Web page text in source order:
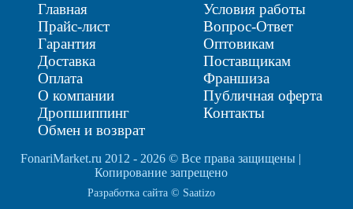
Главная
Прайс-лист
Гарантия
Доставка
Оплата
О компании
Дропшиппинг
Обмен и возврат
Условия работы
Вопрос-Ответ
Оптовикам
Поставщикам
Франшиза
Публичная оферта
Контакты
FonariMarket.ru 2012 - 2026 © Все права защищены |
Копирование запрещено
Разработка сайта © Saatizo